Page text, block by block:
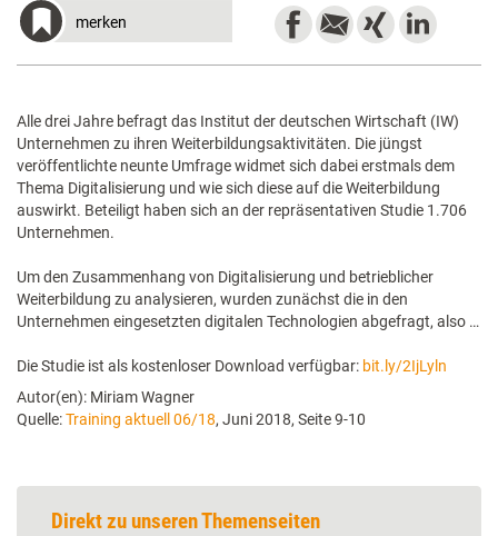
merken
Alle drei Jahre befragt das Institut der deutschen Wirtschaft (IW)
Unternehmen zu ihren Weiterbildungsaktivitäten. Die jüngst
veröffentlichte neunte Umfrage widmet sich dabei erstmals dem
Thema Digitalisierung und wie sich diese auf die Weiterbildung
auswirkt. Beteiligt haben sich an der repräsentativen Studie 1.706
Unternehmen.
Um den Zusammenhang von Digitalisierung und betrieblicher
Weiterbildung zu analysieren, wurden zunächst die in den
Unternehmen eingesetzten digitalen Technologien abgefragt, also …
Die Studie ist als kostenloser Download verfügbar: bit.ly/2IjLyln
Autor(en): Miriam Wagner
Quelle:Training aktuell 06/18, Juni 2018, Seite 9-10
Direkt zu unseren Themenseiten